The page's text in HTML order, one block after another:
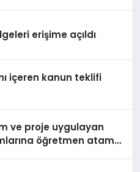
erişime açıldı
içeren kanun teklifi
ve proje uygulayan
öğretmen atama